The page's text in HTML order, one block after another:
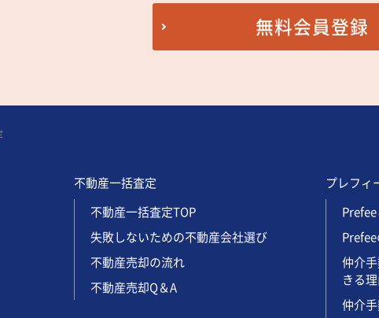
無料会員登録
不動産一括査定
不動産一括査定TOP
失敗しないための不動産会社選び
不動産売却の流れ
不動産売却Q＆A
プレフィ
仲介
きる
仲介